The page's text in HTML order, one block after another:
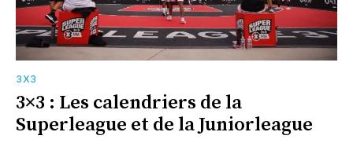
3X3
3×3 : Les calendriers de la
Superleague et de la Juniorleague